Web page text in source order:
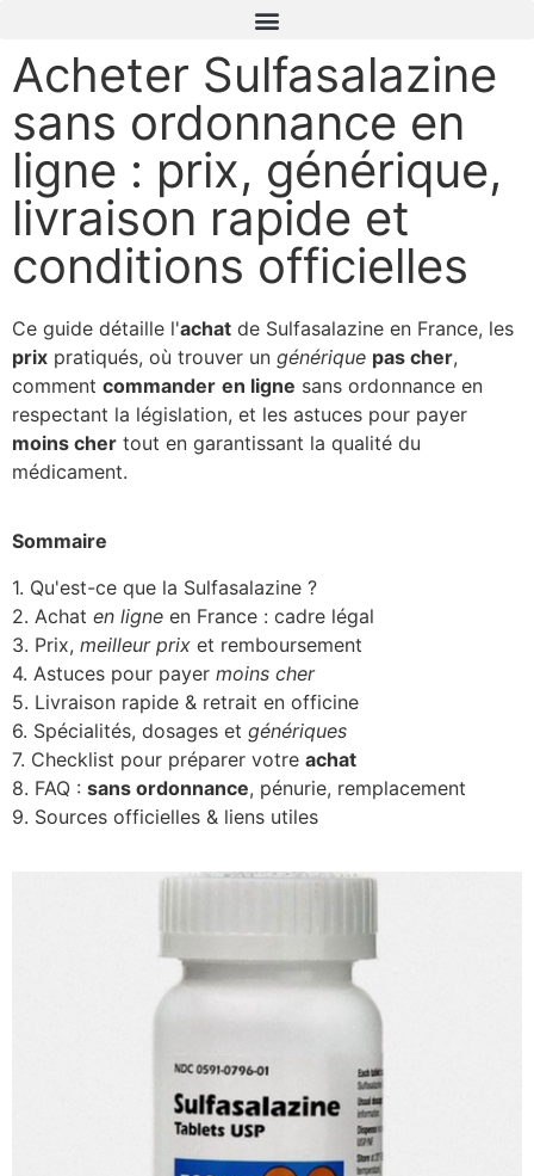
Acheter Sulfasalazine
sans ordonnance en
ligne : prix, générique,
livraison rapide et
conditions officielles
Ce guide détaille l'achat de Sulfasalazine en France, les
prix pratiqués, où trouver un générique pas cher,
comment commander en ligne sans ordonnance en
respectant la législation, et les astuces pour payer
moins cher tout en garantissant la qualité du
médicament.
Sommaire
1. Qu'est-ce que la Sulfasalazine ?
2. Achat en ligne en France : cadre légal
3. Prix, meilleur prix et remboursement
4. Astuces pour payer moins cher
5. Livraison rapide & retrait en officine
6. Spécialités, dosages et génériques
7. Checklist pour préparer votre achat
8. FAQ : sans ordonnance, pénurie, remplacement
9. Sources officielles & liens utiles